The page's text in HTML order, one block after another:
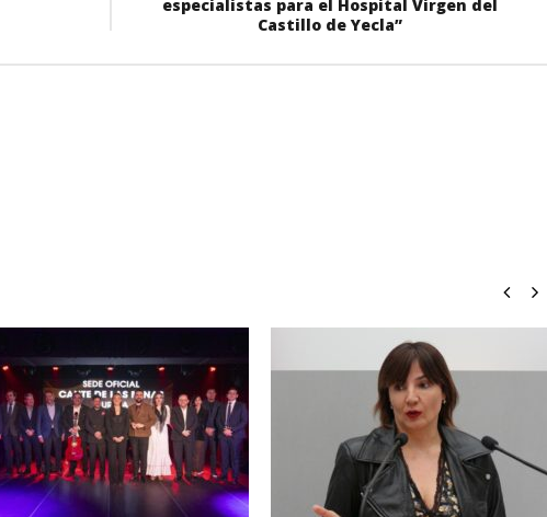
especialistas para el Hospital Virgen del
Castillo de Yecla”